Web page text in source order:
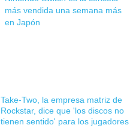
más vendida una semana más
en Japón
Take-Two, la empresa matriz de
Rockstar, dice que 'los discos no
tienen sentido' para los jugadores